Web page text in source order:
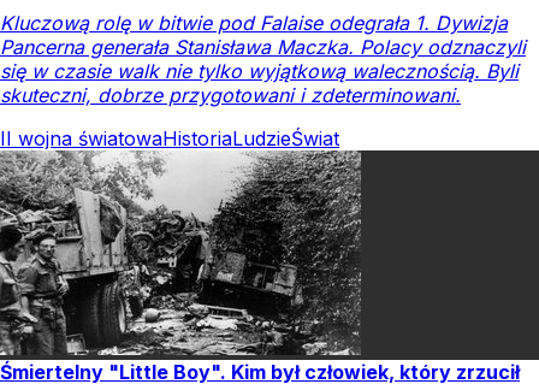
Kluczową rolę w bitwie pod Falaise odegrała 1. Dywizja
Pancerna generała Stanisława Maczka. Polacy odznaczyli
się w czasie walk nie tylko wyjątkową walecznością. Byli
skuteczni, dobrze przygotowani i zdeterminowani.
II wojna światowaHistoriaLudzieŚwiat
Śmiertelny "Little Boy". Kim był człowiek, który zrzucił